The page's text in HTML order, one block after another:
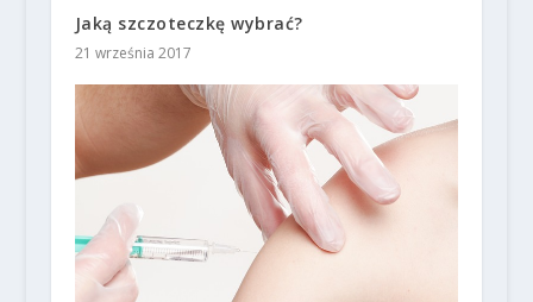
Jaką szczoteczkę wybrać?
21 września 2017